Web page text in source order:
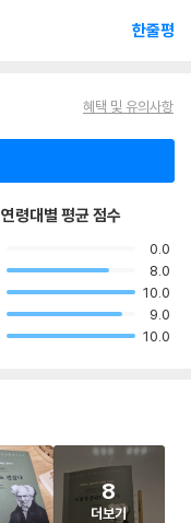
한줄평
혜택 및 유의사항
연령대별 평균 점수
0.0
8.0
10.0
9.0
10.0
8
더보기